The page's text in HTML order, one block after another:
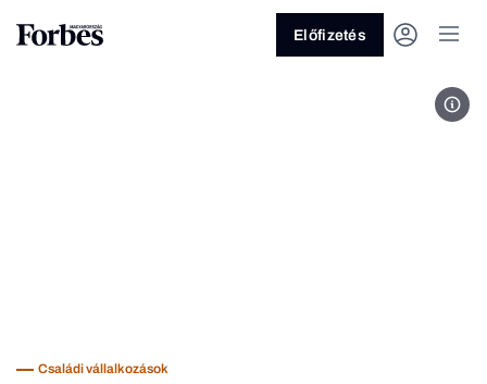
Üzlet
Előfizetés
Családi vállalkozások